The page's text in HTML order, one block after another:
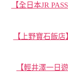
【全日本JR
【上野寶石飯
【輕井澤一日